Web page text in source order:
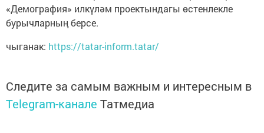
«Демография» илкүләм проектындагы өстенлекле
бурычларның берсе.
чыганак: https://tatar-inform.tatar/
Следите за самым важным и интересным в
Telegram-канале Татмедиа